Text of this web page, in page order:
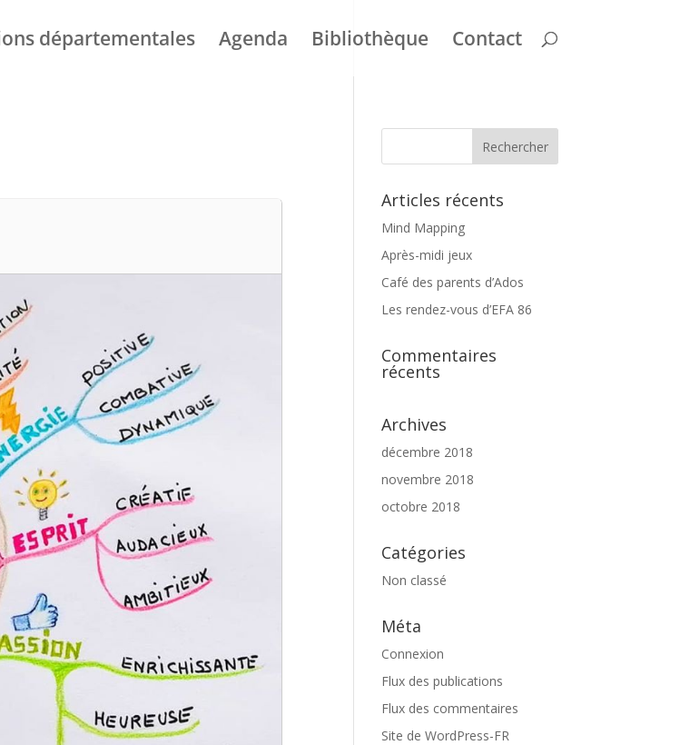
départementales Agenda Bibliothèque Contact
Articles récents
Mind Mapping
Après-midi jeux
Café des parents d’Ados
Les rendez-vous d’EFA 86
Commentaires
récents
Archives
décembre 2018
novembre 2018
octobre 2018
Catégories
Non classé
Méta
Connexion
Flux des publications
Flux des commentaires
Site de WordPress-FR